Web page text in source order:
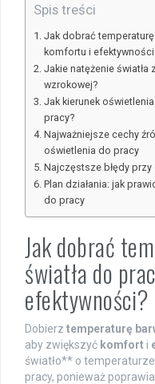
Spis treści
Jak dobrać
komfortu i
Jakie natężenie
wzrokowej?
Jak kierunek
pracy?
Najważniejsze cechy
oświetlenia do pracy
Najczęstsze błędy
Plan działania: jak
do pracy
Jak dobrać
światła do
efektywności?
Dobierz temperaturę
aby zwiększyć komfort i
światło** o
pracy, ponieważ